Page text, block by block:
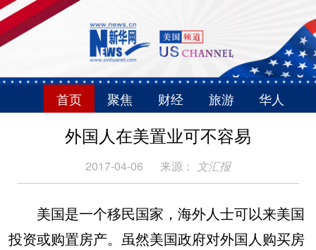
首页 聚焦 财经 旅游 华人
外国人在美置业可不容易
2017-04-06 来源： 文汇报
美国是一个移民国家，海外人士可以来美国
投资或购置房产。虽然美国政府对外国人购买房